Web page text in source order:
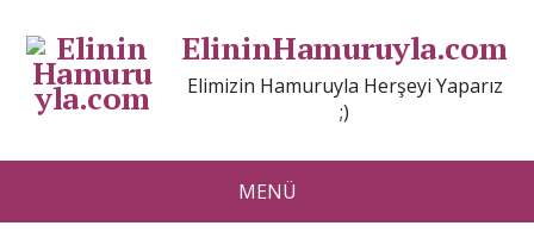
ElininHamuruyla.com
Elimizin Hamuruyla Herşeyi Yaparız
;)
MENÜ